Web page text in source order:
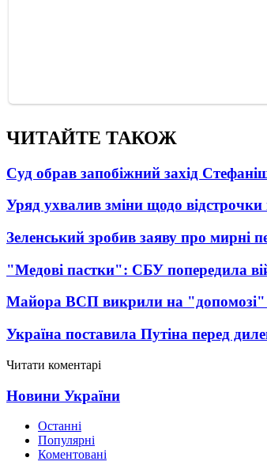
ЧИТАЙТЕ ТАКОЖ
Суд обрав запобіжний захід
Уряд ухвалив зміни щодо відстрочки
Зеленський зробив заяву про мирні
"Медові пастки": СБУ попередила
Майора ВСП викрили на "допомозі"
Україна поставила Путіна перед
Читати коментарі
Новини України
Останні
Популярні
Коментовані